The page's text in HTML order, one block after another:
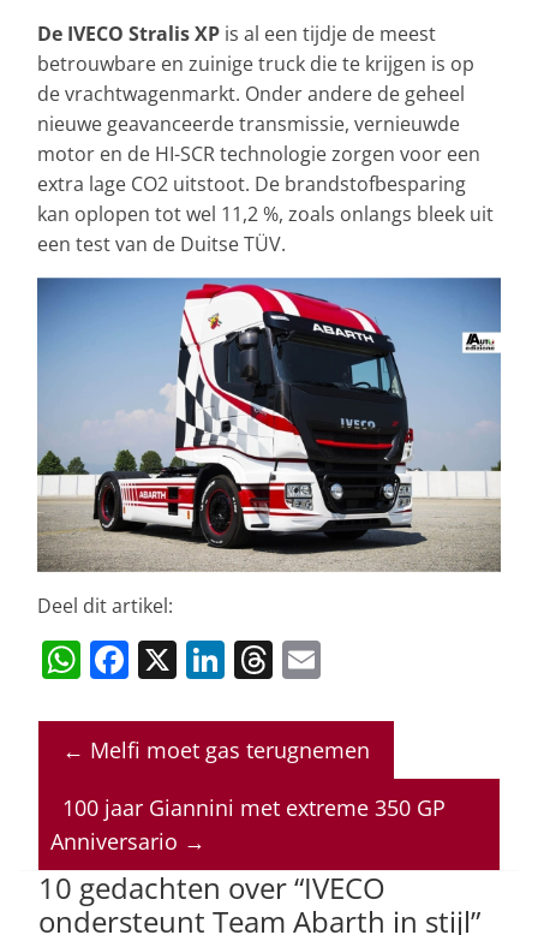
De IVECO Stralis XP is al een tijdje de meest
betrouwbare en zuinige truck die te krijgen is op
de vrachtwagenmarkt. Onder andere de geheel
nieuwe geavanceerde transmissie, vernieuwde
motor en de HI-SCR technologie zorgen voor een
extra lage CO2 uitstoot. De brandstofbesparing
kan oplopen tot wel 11,2 %, zoals onlangs bleek uit
een test van de Duitse TÜV.
Deel dit artikel:
W
at
s
A
p
p
F
c
e
b
o
o
X Li
k
e
dI
T
re
a
d
ai
l
← Melfi moet gas terugnemen
100 jaar Giannini met extreme 350 GP
Anniversario →
10 gedachten over “IVECO
ondersteunt Team Abarth in stijl”